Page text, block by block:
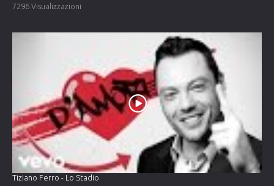
7296 Visualizzazioni
Tiziano Ferro - Lo Stadio